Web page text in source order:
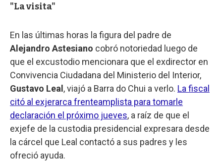
"La visita"
En las últimas horas la figura del padre de
Alejandro Astesiano cobró notoriedad luego de
que el excustodio mencionara que el exdirector en
Convivencia Ciudadana del Ministerio del Interior,
Gustavo Leal , viajó a Barra do Chui a verlo. La fiscal
citó al exjerarca frenteamplista para tomarle
declaración el próximo jueves, a raíz de que el
exjefe de la custodia presidencial expresara desde
la cárcel que Leal contactó a sus padres y les
ofreció ayuda.